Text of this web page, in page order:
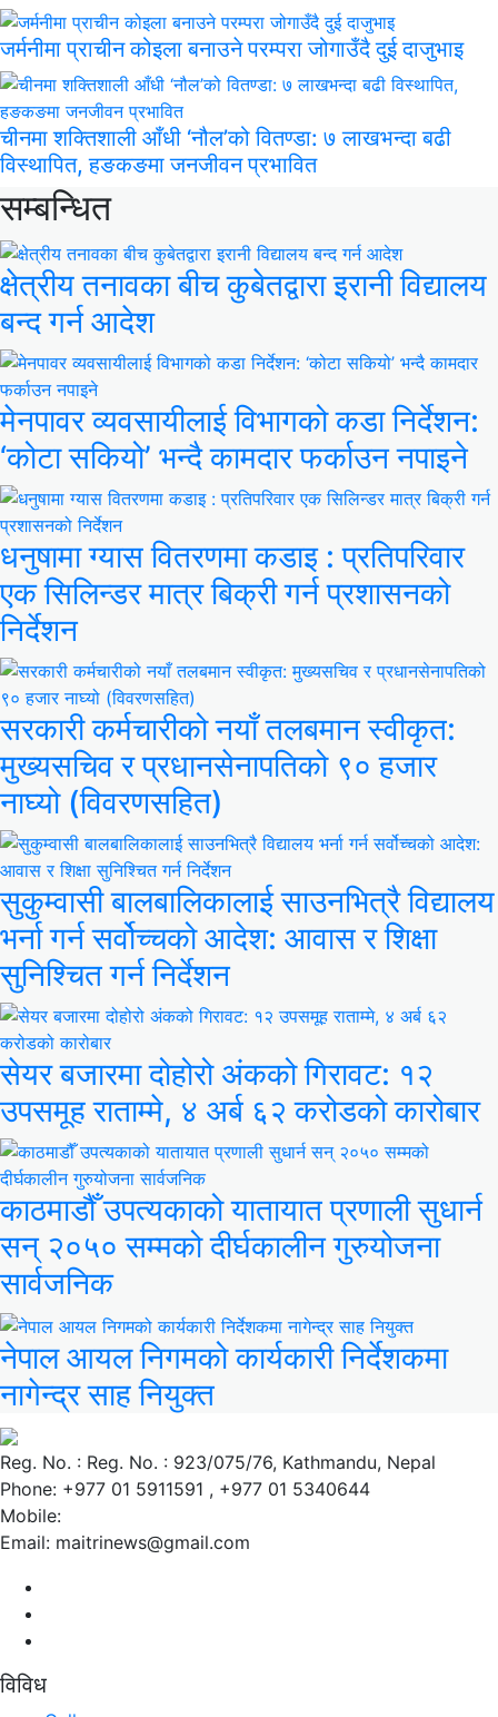
जर्मनीमा प्राचीन कोइला बनाउने परम्परा जोगाउँदै दुई दाजुभाइ
चीनमा शक्तिशाली आँधी ‘नौल’को वितण्डा: ७ लाखभन्दा बढी
विस्थापित, हङकङमा जनजीवन प्रभावित
सम्बन्धित
क्षेत्रीय तनावका बीच कुबेतद्वारा इरानी विद्यालय
बन्द गर्न आदेश
मेनपावर व्यवसायीलाई विभागको कडा निर्देशन:
‘कोटा सकियो’ भन्दै कामदार फर्काउन नपाइने
धनुषामा ग्यास वितरणमा कडाइ : प्रतिपरिवार
एक सिलिन्डर मात्र बिक्री गर्न प्रशासनको
निर्देशन
सरकारी कर्मचारीको नयाँ तलबमान स्वीकृत:
मुख्यसचिव र प्रधानसेनापतिको ९० हजार
नाघ्यो (विवरणसहित)
सुकुम्वासी बालबालिकालाई साउनभित्रै विद्यालय
भर्ना गर्न सर्वोच्चको आदेश: आवास र शिक्षा
सुनिश्चित गर्न निर्देशन
सेयर बजारमा दोहोरो अंकको गिरावट: १२
उपसमूह राताम्मे, ४ अर्ब ६२ करोडको कारोबार
काठमाडौँ उपत्यकाको यातायात प्रणाली सुधार्न
सन् २०५० सम्मको दीर्घकालीन गुरुयोजना
सार्वजनिक
नेपाल आयल निगमको कार्यकारी निर्देशकमा
नागेन्द्र साह नियुक्त
Reg. No. : Reg. No. : 923/075/76, Kathmandu, Nepal
Phone: +977 01 5911591 , +977 01 5340644
Mobile:
Email: maitrinews@gmail.com
विविध